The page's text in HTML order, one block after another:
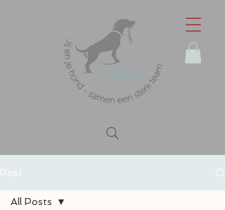
Post
All Posts